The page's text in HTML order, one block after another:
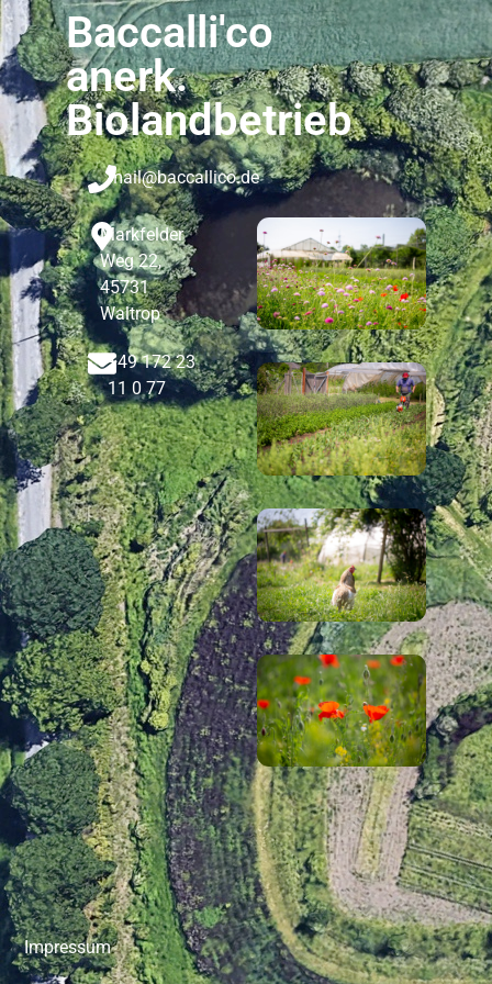
Baccalli'co
anerk.
Biolandbetrieb
mail@baccallico.de
Markfelder
Weg 22,
45731
Waltrop
+49 172 23
11 0 77
Impressum